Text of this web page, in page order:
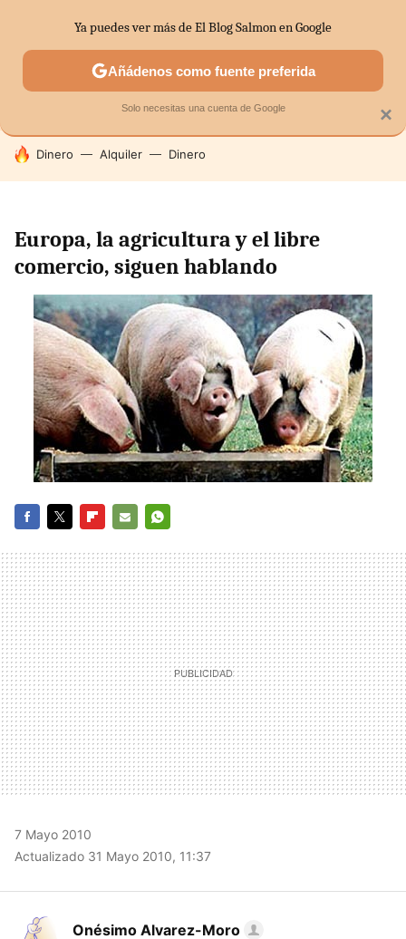
SECTORES ECONOMÍA DOMÉSTICA MERCADOS
HOY SE HABLA DE
Dinero Alquiler Dinero
Europa, la agricultura y el libre
comercio, siguen hablando
MAIL
7 Mayo 2010
Actualizado 31 Mayo 2010, 11:37
Onésimo Alvarez-Moro
×
Ya puedes ver más de El Blog Salmon en Google
Añádenos como fuente preferida
Solo necesitas una cuenta de Google